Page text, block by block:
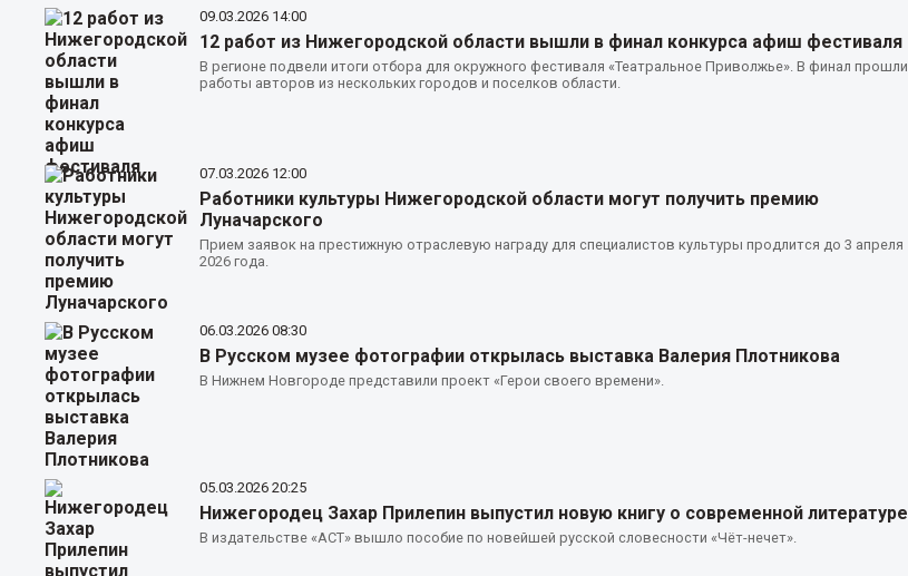
09.03.2026 14:00
12 работ из Нижегородской области вышли в финал конкурса афиш фестиваля
В регионе подвели итоги отбора для окружного фестиваля «Театральное Приволжье». В финал прошли
работы авторов из нескольких городов и поселков области.
07.03.2026 12:00
Работники культуры Нижегородской области могут получить премию
Луначарского
Прием заявок на престижную отраслевую награду для специалистов культуры продлится до 3 апреля
2026 года.
06.03.2026 08:30
В Русском музее фотографии открылась выставка Валерия Плотникова
В Нижнем Новгороде представили проект «Герои своего времени».
05.03.2026 20:25
Нижегородец Захар Прилепин выпустил новую книгу о современной литературе
В издательстве «АСТ» вышло пособие по новейшей русской словесности «Чёт-нечет».